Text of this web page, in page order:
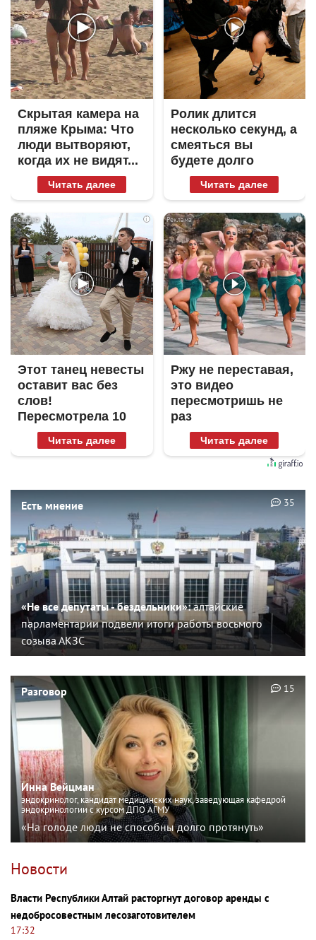
Скрытая камера на
пляже Крыма: Что
люди вытворяют,
когда их не видят...
Читать далее
Ролик длится
несколько секунд, а
смеяться вы
будете долго
Читать далее
i
Этот танец невесты
оставит вас без
слов!
Пересмотрела 10
раз
Читать далее
i
Ржу не переставая,
это видео
пересмотришь не
раз
Читать далее
Есть мнение
«Не все депутаты - бездельники»:алтайские
парламентарии подвели итоги работы восьмого
созыва АКЗС
35
Разговор
Инна Вейцман
эндокринолог, кандидат медицинских наук, заведующая кафедрой
эндокринологии с курсом ДПО АГМУ
«На голоде люди не способны долго протянуть»
15
Новости
Власти Республики Алтай расторгнут договор аренды с
недобросовестным лесозаготовителем
17:32